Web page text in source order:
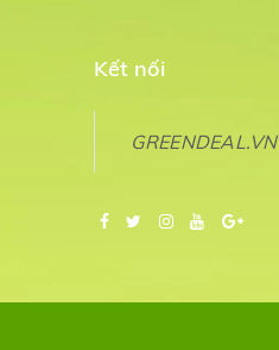
Kết nối
GREENDEAL.VN